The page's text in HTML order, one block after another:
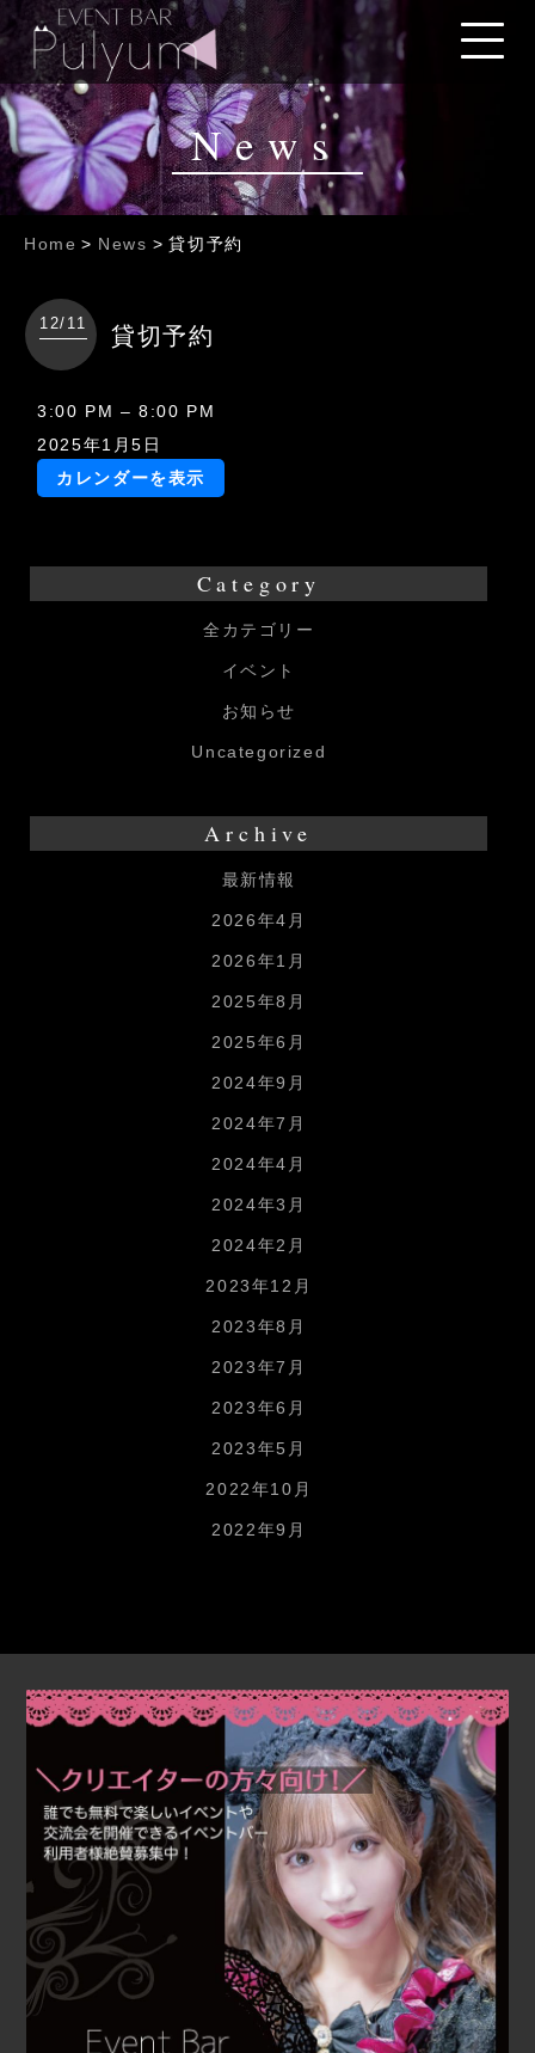
News
Home > News > 貸切予約
12/11 貸切予約
貸
切
3:00 PM –8:00 PM
2025年1月5日
カレンダーを表示
Category
全カテゴリー
イベント
お知らせ
Uncategorized
Archive
最新情報
2026年4月
2026年1月
2025年8月
2025年6月
2024年9月
2024年7月
2024年4月
2024年3月
2024年2月
2023年12月
2023年8月
2023年7月
2023年6月
2023年5月
2022年10月
2022年9月